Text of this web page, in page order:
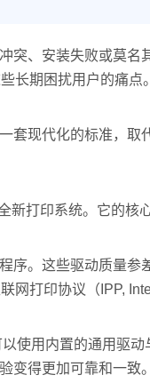
突、安装失败或莫
长期困扰用户的痛点。
现代化的标准，取
打印系统。它的核心
。这些驱动质量参
打印协议（IPP,
使用内置的通用驱
变得更加可靠和一致。